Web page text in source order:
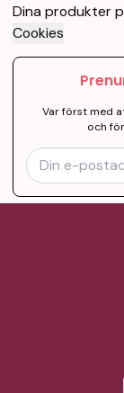
Dina produkter
Cookies
Var först med
och